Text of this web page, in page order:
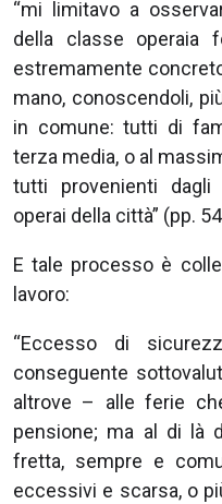
“mi limitavo a
della classe operaia
estremamente
mano, conoscendoli,
in comune: tutti di
terza media, o al
tutti provenienti
operai della città” (pp.
E tale processo è
lavoro:
“Eccesso di
conseguente
altrove – alle ferie
pensione; ma al di là
fretta, sempre e
eccessivi e scarsa, o